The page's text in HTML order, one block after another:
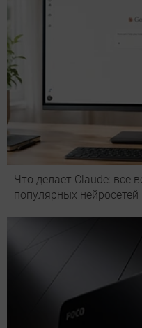
Что делает Сlaude: все
популярных нейросетей